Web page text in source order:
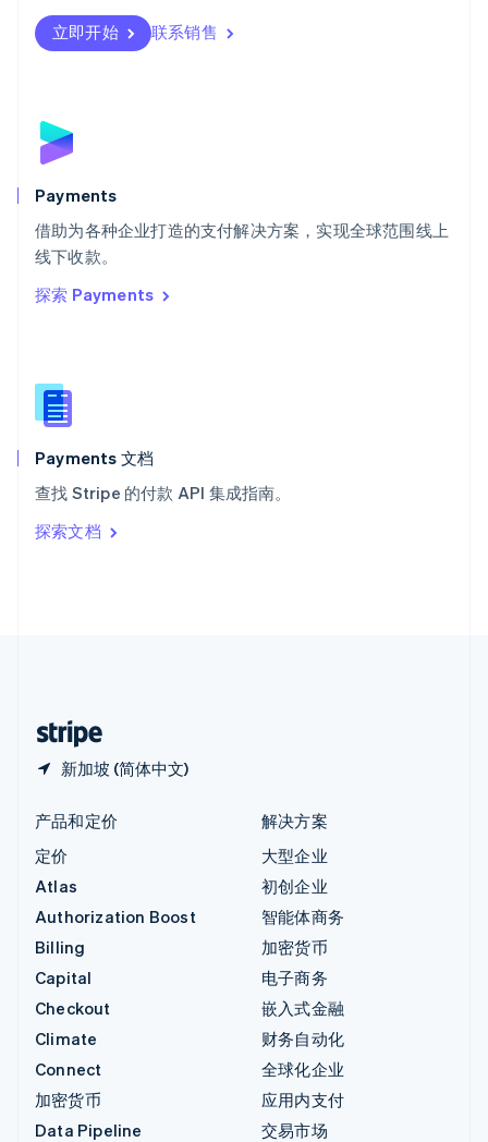
立即开始 联系销售
Payments
借助为各种企业打造的支付解决方案，实现全球范围线上
线下收款。
探索 Payments
Payments 文档
查找 Stripe 的付款 API 集成指南。
探索文档
新加坡 (简体中文)
瑞士
DeutschFrançais
English
斯洛文尼亚
泰国
ไทยEnglish
希腊
English
西班牙
新西兰
English
匈牙利
English
ItalianoEnglish
印度
English
产品和定价
定价
Atlas
Authorization Boost
Billing
Capital
Checkout
Climate
Connect
加密货币
Data Pipeline
解决方案
大型企业
初创企业
智能体商务
加密货币
电子商务
嵌入式金融
财务自动化
全球化企业
应用内支付
交易市场